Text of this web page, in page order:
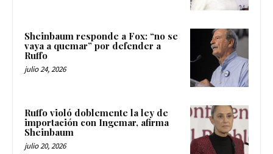
Sheinbaum responde a Fox: “no se
vaya a quemar” por defender a
Ruffo
julio 24, 2026
Ruffo violó doblemente la ley de
importación con Ingemar, afirma
Sheinbaum
julio 20, 2026